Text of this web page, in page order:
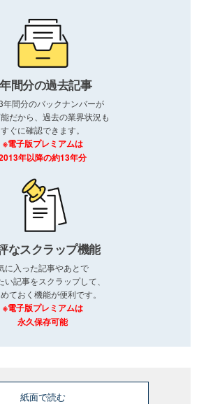
間分の過去記事
年間分のバックナンバーが
だから、過去の業界状況も
すぐに確認できます。
※電子版プレミアムは
年以降の約13年分
なスクラップ機能
に入った記事やあとで
い記事をスクラップして、
ておく機能が便利です。
※電子版プレミアムは
永久保存可能
紙面で読む